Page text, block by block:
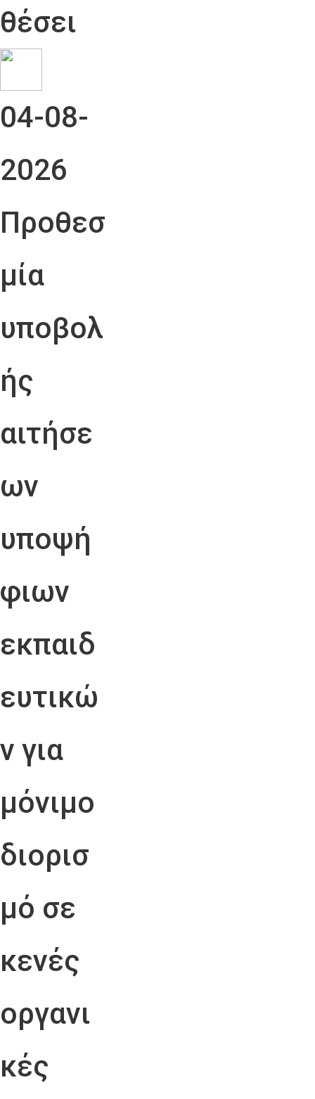
θέσει
04-08-
2026
Προθεσ
μία
υποβολ
ής
αιτήσε
ων
υποψή
φιων
εκπαιδ
ευτικώ
ν για
μόνιμο
διορισ
μό σε
κενές
οργανι
κές